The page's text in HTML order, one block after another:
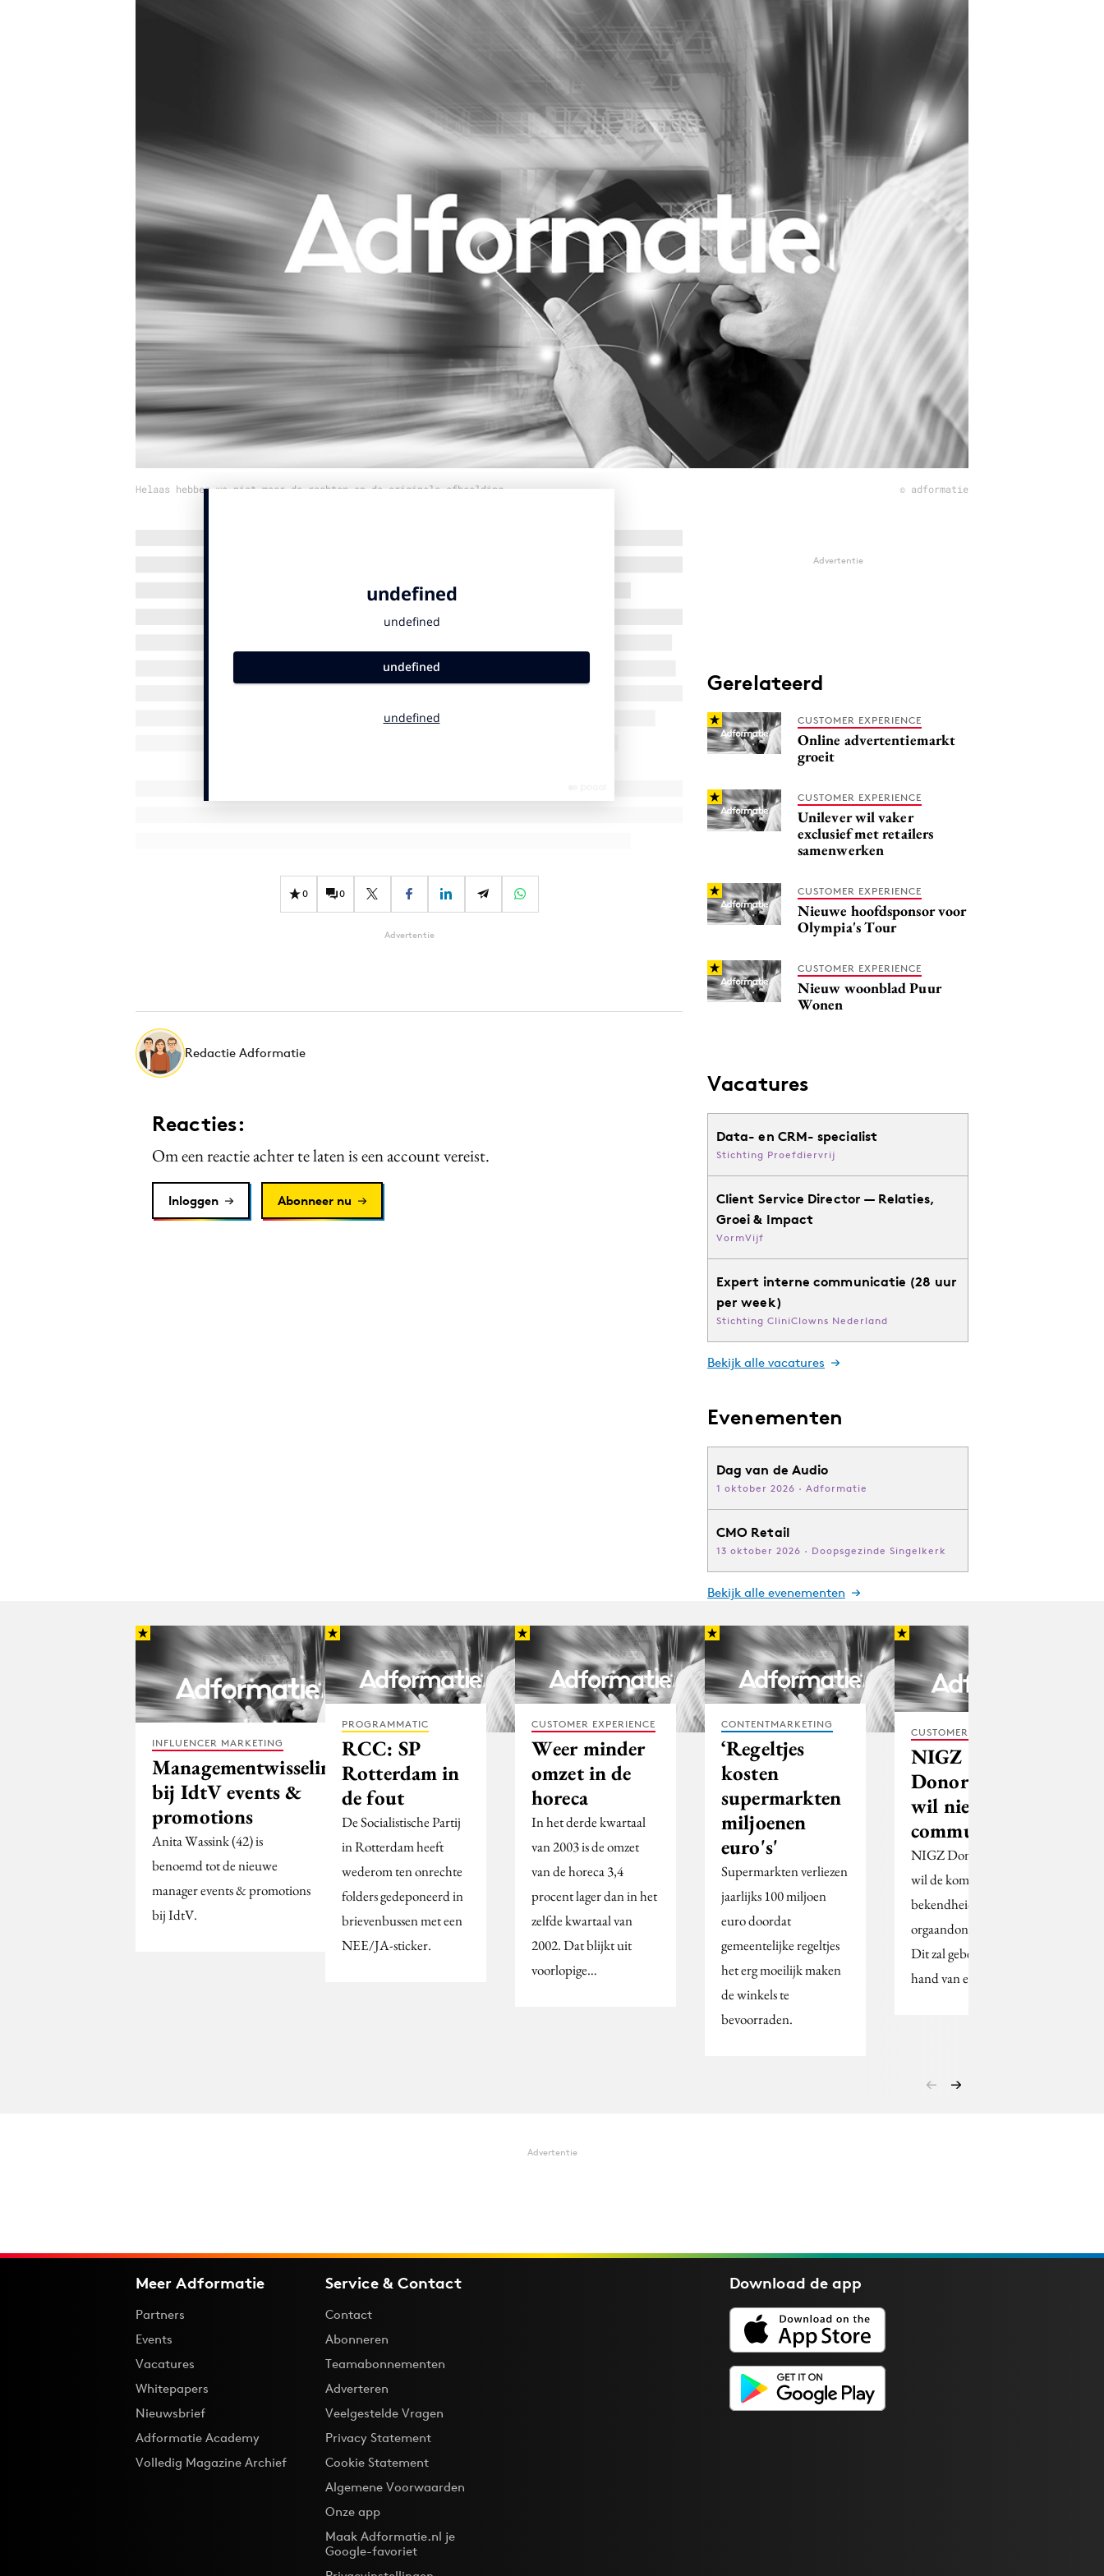
Influencer marketing
Interne communicatie
Purpose Marketing
Reputatie & crisis
Helaas hebben we niet meer de rechten op de originele afbeelding © adformatie
0 0
Advertentie
Redactie Adformatie
Reacties:
Om een reactie achter te laten is een account vereist.
Inloggen Abonneer nu
Advertentie
Gerelateerd
CUSTOMER EXPERIENCE
Online advertentiemarkt
groeit
CUSTOMER EXPERIENCE
Unilever wil vaker
exclusief met retailers
samenwerken
CUSTOMER EXPERIENCE
Nieuwe hoofdsponsor voor
Olympia's Tour
CUSTOMER EXPERIENCE
Nieuw woonblad Puur
Wonen
Vacatures
Data- en CRM- specialist
Stichting Proefdiervrij
Client Service Director — Relaties,
Groei & Impact
VormVijf
Expert interne communicatie (28 uur
per week)
Stichting CliniClowns Nederland
Bekijk alle vacatures
Evenementen
Dag van de Audio
1 oktober 2026 · Adformatie
CMO Retail
13 oktober 2026 · Doopsgezinde Singelkerk
Bekijk alle evenementen
INFLUENCER MARKETING
Managementwisseling
bij IdtV events &
promotions
Anita Wassink (42) is
benoemd tot de nieuwe
manager events & promotions
bij IdtV.
PROGRAMMATIC
RCC: SP
Rotterdam in
de fout
De Socialistische Partij
in Rotterdam heeft
wederom ten onrechte
folders gedeponeerd in
brievenbussen met een
NEE/JA-sticker.
CUSTOMER EXPERIENCE
Weer minder
omzet in de
horeca
In het derde kwartaal
van 2003 is de omzet
van de horeca 3,4
procent lager dan in het
zelfde kwartaal van
2002. Dat blijkt uit
voorlopige…
CONTENTMARKETING
‘Regeltjes
kosten
supermarkten
miljoenen
euro's'
Supermarkten verliezen
jaarlijks 100 miljoen
euro doordat
gemeentelijke regeltjes
het erg moeilijk maken
de winkels te
bevoorraden.
CUSTOMER EXPERIENCE
NIGZ
Donorvoorlichting
wil nieuw
communicatiebeleid
NIGZ Donorvoorlichting
wil de komende jaren de
bekendheid rondom
orgaandonatie vergroten.
Dit zal gebeuren aan de
hand van een strategisch…
Advertentie
Meer Adformatie
Partners
Events
Vacatures
Whitepapers
Nieuwsbrief
Adformatie Academy
Volledig Magazine Archief
Service & Contact
Contact
Abonneren
Teamabonnementen
Adverteren
Veelgestelde Vragen
Privacy Statement
Cookie Statement
Algemene Voorwaarden
Onze app
Maak Adformatie.nl je
Google-favoriet
Download deapp